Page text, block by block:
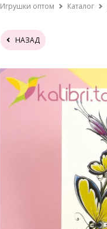
Игрушки оптом Каталог
НАЗАД